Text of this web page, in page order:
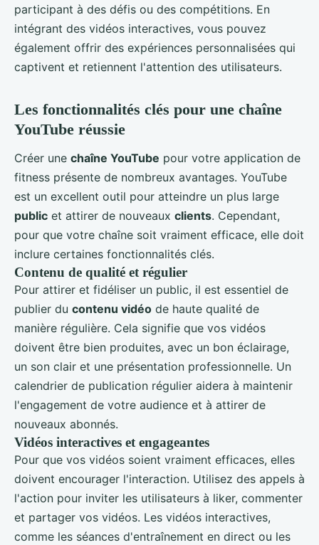
participant à des défis ou des compétitions. En
intégrant des vidéos interactives, vous pouvez
également offrir des expériences personnalisées qui
captivent et retiennent l'attention des utilisateurs.
Les fonctionnalités clés pour une chaîne
YouTube réussie
Créer une chaîne YouTube pour votre application de
fitness présente de nombreux avantages. YouTube
est un excellent outil pour atteindre un plus large
public et attirer de nouveaux clients. Cependant,
pour que votre chaîne soit vraiment efficace, elle doit
inclure certaines fonctionnalités clés.
Contenu de qualité et régulier
Pour attirer et fidéliser un public, il est essentiel de
publier du contenu vidéo de haute qualité de
manière régulière. Cela signifie que vos vidéos
doivent être bien produites, avec un bon éclairage,
un son clair et une présentation professionnelle. Un
calendrier de publication régulier aidera à maintenir
l'engagement de votre audience et à attirer de
nouveaux abonnés.
Vidéos interactives et engageantes
Pour que vos vidéos soient vraiment efficaces, elles
doivent encourager l'interaction. Utilisez des appels à
l'action pour inviter les utilisateurs à liker, commenter
et partager vos vidéos. Les vidéos interactives,
comme les séances d'entraînement en direct ou les